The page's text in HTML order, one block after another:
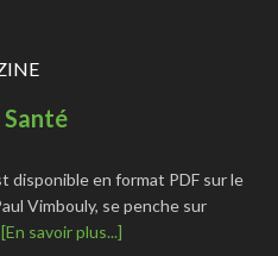
disponible en format PDF sur le
Vimbouly, se penche sur
[En savoir plus...]